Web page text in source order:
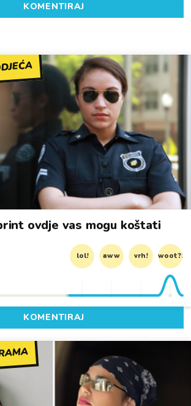
KOMENTIRAJ
ovdje vas mogu koštati
lol! aww vrh! woot?!
KOMENTIRAJ